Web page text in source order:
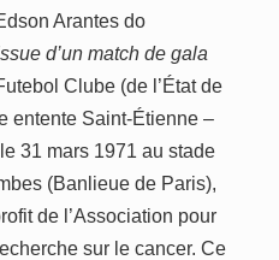
Arantes do
d’un match de gala
Clube (de l’État de
entente Saint-Étienne –
31 mars 1971 au stade
(Banlieue de Paris),
de l’Association pour
sur le cancer. Ce